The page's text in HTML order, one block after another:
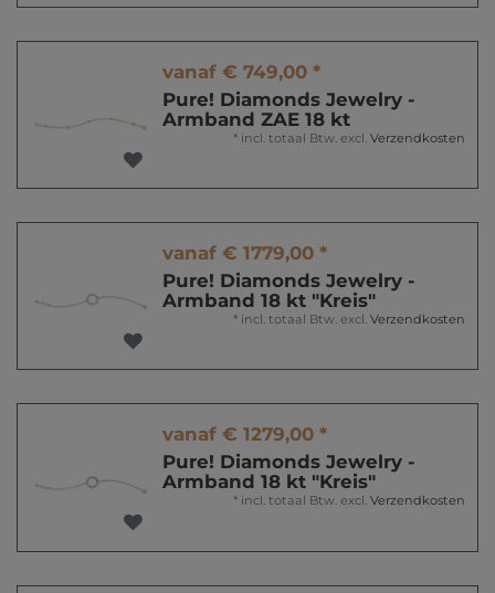
vanaf € 749,00 *
Pure! Diamonds Jewelry -
Armband ZAE 18 kt
* incl. totaal Btw. excl. Verzendkosten
vanaf € 1779,00 *
Pure! Diamonds Jewelry -
Armband 18 kt "Kreis"
* incl. totaal Btw. excl. Verzendkosten
vanaf € 1279,00 *
Pure! Diamonds Jewelry -
Armband 18 kt "Kreis"
* incl. totaal Btw. excl. Verzendkosten